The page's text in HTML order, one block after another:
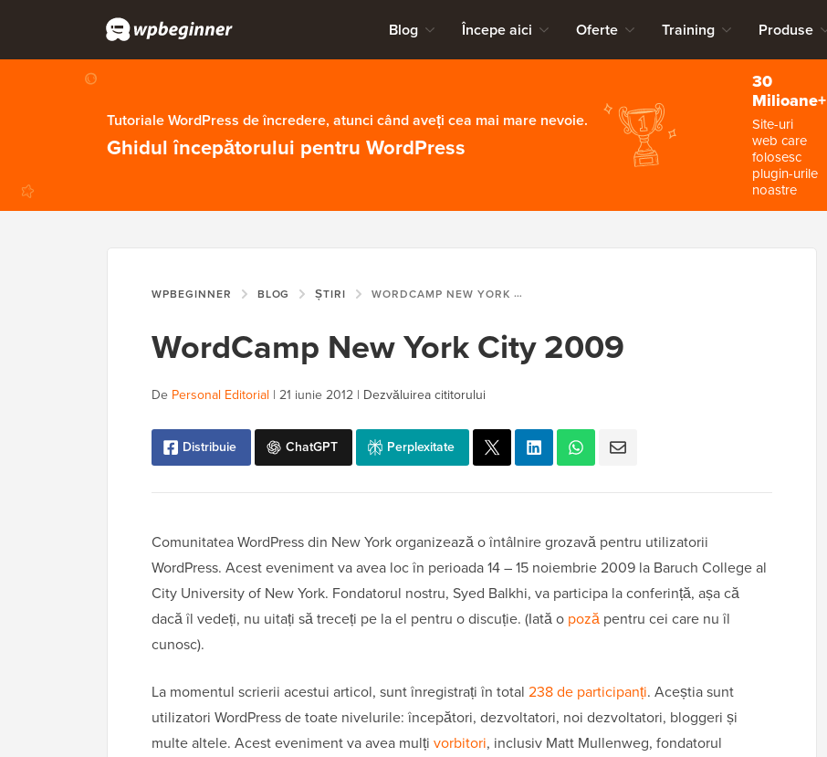
Blog Începe aici Oferte Training Produse
Tutoriale WordPress de încredere, atunci când aveți cea mai mare nevoie.
Ghidul începătorului pentru WordPress
30
Milioane+
Site-uri
web care
folosesc
plugin-urile
noastre
WPBEGINNER BLOG ȘTIRI WORDCAMP NEW YORK CITY 2009
WordCamp New York City 2009
De Personal Editorial | 21 iunie 2012 | Dezvăluirea cititorului
Distribuie ChatGPT Perplexitate
Comunitatea WordPress din New York organizează o întâlnire grozavă pentru utilizatorii
WordPress. Acest eveniment va avea loc în perioada 14 – 15 noiembrie 2009 la Baruch College al
City University of New York. Fondatorul nostru, Syed Balkhi, va participa la conferință, așa că
dacă îl vedeți, nu uitați să treceți pe la el pentru o discuție. (Iată o poză pentru cei care nu îl
cunosc).
La momentul scrierii acestui articol, sunt înregistrați în total 238 de participanți. Aceștia sunt
utilizatori WordPress de toate nivelurile: începători, dezvoltatori, noi dezvoltatori, bloggeri și
multe altele. Acest eveniment va avea mulți vorbitori, inclusiv Matt Mullenweg, fondatorul